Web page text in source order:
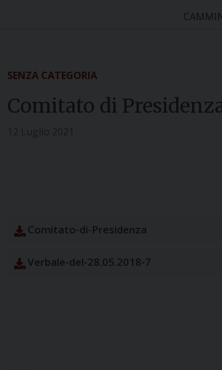
SENZA CATEGORIA
Comitato di
Comitato-di-Presidenza
Verbale-del-28.05.2018-7